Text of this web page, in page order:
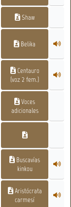
Shaw
Belika
Centauro
(voz 2 fem.)
Voces
adicionales
Buscavías
kinkou
Aristócrata
carmesí